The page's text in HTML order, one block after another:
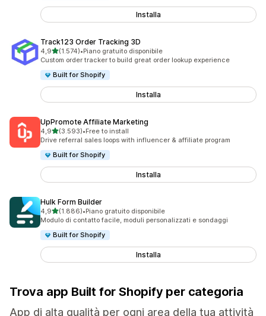
Installa
Track123 Order Tracking 3D
4,9stelle su 5
(1.574)
1574 recensioni totali
•Piano gratuito disponibile
Custom order tracker to build great order lookup experience
Built for Shopify
Installa
UpPromote Affiliate Marketing
4,9stelle su 5
(3.593)
3593 recensioni totali
•Free to install
Drive referral sales loops with influencer & affiliate program
Built for Shopify
Installa
Hulk Form Builder
4,9stelle su 5
(1.886)
1886 recensioni totali
•Piano gratuito disponibile
Modulo di contatto facile, moduli personalizzati e sondaggi
Built for Shopify
Installa
Trova app Built for Shopify per categoria
App di alta qualità per ogni area della tua attività